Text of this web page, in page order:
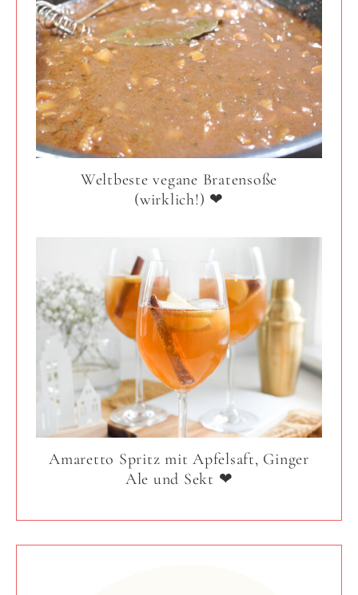
Weltbeste vegane Bratensoße
(wirklich!) ❤
Amaretto Spritz mit Apfelsaft, Ginger
Ale und Sekt ❤